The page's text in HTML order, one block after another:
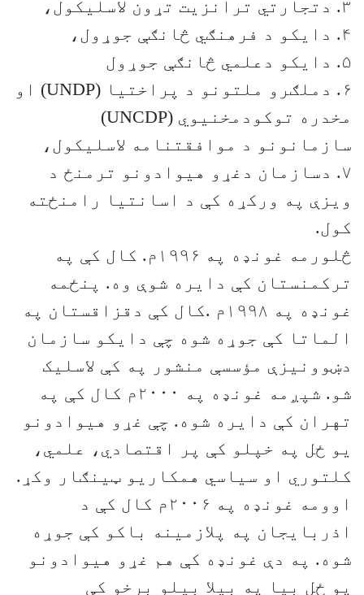
۳. دتجارتي ترانزيت تړون لاسليکول،
۴. دايکو د فرهنګي څانګې جوړول،
۵. دايکو دعلمي څانګې جوړول
۶. دملګرو ملتونو د پراختيا (UNDP) او
مخدره توکودمخنيوي (UNCDP)
سازمانونو د موافقتنامه لاسليکول،
۷. دسازمان دغړو هيوادونو ترمنځ د
ويزې په ورکړه کې د اسانتيا رامنځته
کول.
څلورمه غونډه په ۱۹۹۶م. کال کې په
ترکمنستان کې دايره شوې وه. پنځمه
غونډه په ۱۹۹۸م .کال کې دقزاقستان په
الماتا کې جوړه شوه چې دايکو سازمان
دښوونيزې مؤسسې منشور په کې لاسليک
شو. شپږمه غونډه په ۲۰۰۰م کال کې په
تهران کې دايره شوه. چې غړو هيوادونو
يو ځل په خپلو کې پر اقتصادي، علمي،
کلتوري او سياسي همکاريو ټينګار وکړ.
اوومه غونډه په ۲۰۰۶م کال کې د
اذربايجان په پلازمينه باکو کې جوړه
شوه. په دې غونډه کې هم غړو هيوادونو
پو ځل بيا په بيلا بيلو برخو کې